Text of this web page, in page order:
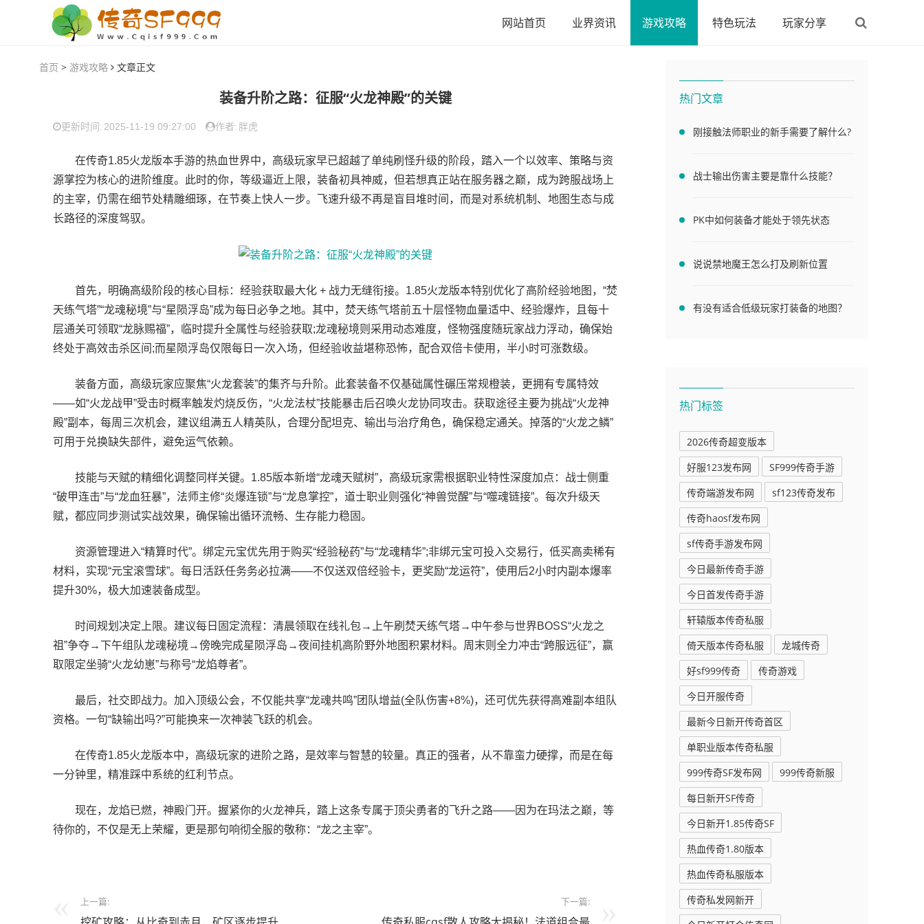
网站首页 业界资讯 游戏攻略 特色玩法 玩家分享
首页 > 游戏攻略 文章正文
装备升阶之路：征服“火龙神殿”的关键
更新时间: 2025-11-19 09:27:00 作者: 胖虎
在传奇1.85火龙版本手游的热血世界中，高级玩家早已超越了单纯刷怪升级的阶段，踏入一个以效率、策略与资
源掌控为核心的进阶维度。此时的你，等级逼近上限，装备初具神威，但若想真正站在服务器之巅，成为跨服战场上
的主宰，仍需在细节处精雕细琢，在节奏上快人一步。飞速升级不再是盲目堆时间，而是对系统机制、地图生态与成
长路径的深度驾驭。
首先，明确高级阶段的核心目标：经验获取最大化 + 战力无缝衔接。1.85火龙版本特别优化了高阶经验地图，“焚
天练气塔”“龙魂秘境”与“星陨浮岛”成为每日必争之地。其中，焚天练气塔前五十层怪物血量适中、经验爆炸，且每十
层通关可领取“龙脉赐福”，临时提升全属性与经验获取;龙魂秘境则采用动态难度，怪物强度随玩家战力浮动，确保始
终处于高效击杀区间;而星陨浮岛仅限每日一次入场，但经验收益堪称恐怖，配合双倍卡使用，半小时可涨数级。
装备方面，高级玩家应聚焦“火龙套装”的集齐与升阶。此套装备不仅基础属性碾压常规橙装，更拥有专属特效
——如“火龙战甲”受击时概率触发灼烧反伤，“火龙法杖”技能暴击后召唤火龙协同攻击。获取途径主要为挑战“火龙神
殿”副本，每周三次机会，建议组满五人精英队，合理分配坦克、输出与治疗角色，确保稳定通关。掉落的“火龙之鳞”
可用于兑换缺失部件，避免运气依赖。
技能与天赋的精细化调整同样关键。1.85版本新增“龙魂天赋树”，高级玩家需根据职业特性深度加点：战士侧重
“破甲连击”与“龙血狂暴”，法师主修“炎爆连锁”与“龙息掌控”，道士职业则强化“神兽觉醒”与“噬魂链接”。每次升级天
赋，都应同步测试实战效果，确保输出循环流畅、生存能力稳固。
资源管理进入“精算时代”。绑定元宝优先用于购买“经验秘药”与“龙魂精华”;非绑元宝可投入交易行，低买高卖稀有
材料，实现“元宝滚雪球”。每日活跃任务务必拉满——不仅送双倍经验卡，更奖励“龙运符”，使用后2小时内副本爆率
提升30%，极大加速装备成型。
时间规划决定上限。建议每日固定流程：清晨领取在线礼包→上午刷焚天练气塔→中午参与世界BOSS“火龙之
祖”争夺→下午组队龙魂秘境→傍晚完成星陨浮岛→夜间挂机高阶野外地图积累材料。周末则全力冲击“跨服远征”，赢
取限定坐骑“火龙幼崽”与称号“龙焰尊者”。
最后，社交即战力。加入顶级公会，不仅能共享“龙魂共鸣”团队增益(全队伤害+8%)，还可优先获得高难副本组队
资格。一句“缺输出吗?”可能换来一次神装飞跃的机会。
在传奇1.85火龙版本中，高级玩家的进阶之路，是效率与智慧的较量。真正的强者，从不靠蛮力硬撑，而是在每
一分钟里，精准踩中系统的红利节点。
现在，龙焰已燃，神殿门开。握紧你的火龙神兵，踏上这条专属于顶尖勇者的飞升之路——因为在玛法之巅，等
待你的，不仅是无上荣耀，更是那句响彻全服的敬称：“龙之主宰”。
上一篇: 下一篇:
热门文章
刚接触法师职业的新手需要了解什么?
战士输出伤害主要是靠什么技能？
PK中如何装备才能处于领先状态
说说禁地魔王怎么打及刷新位置
有没有适合低级玩家打装备的地图？
热门标签
2026传奇超变版本
好服123发布网
SF999传奇手游
传奇端游发布网
sf123传奇发布
传奇haosf发布网
sf传奇手游发布网
今日最新传奇手游
今日首发传奇手游
轩辕版本传奇私服
倚天版本传奇私服
龙城传奇
好sf999传奇
传奇游戏
今日开服传奇
最新今日新开传奇首区
单职业版本传奇私服
999传奇SF发布网
999传奇新服
每日新开SF传奇
今日新开1.85传奇SF
热血传奇1.80版本
热血传奇私服版本
传奇私发网新开